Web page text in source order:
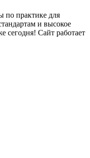
по практике для
и высокое
сегодня! Сайт работает